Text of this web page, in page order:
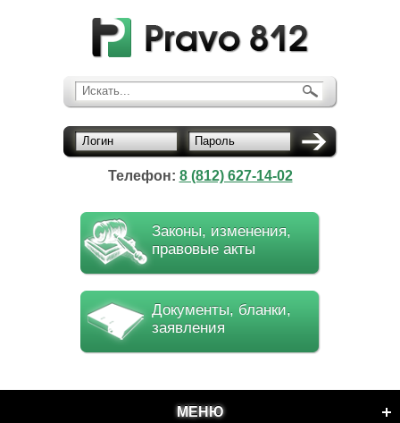
Искать...
Логин Пароль
Телефон: 8 (812) 627-14-02
Законы, изменения,
правовые акты
Документы, бланки,
заявления
МЕНЮ